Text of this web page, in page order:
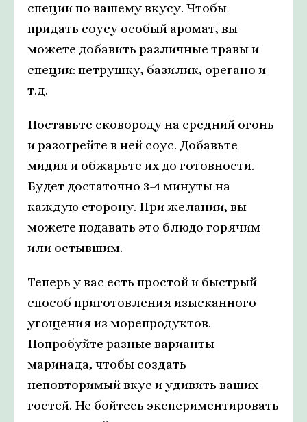
специи по вашему вкусу. Чтобы
придать соусу особый аромат, вы
можете добавить различные травы и
специи: петрушку, базилик, орегано и
т.д.
Поставьте сковороду на средний огонь
и разогрейте в ней соус. Добавьте
мидии и обжарьте их до готовности.
Будет достаточно 3-4 минуты на
каждую сторону. При желании, вы
можете подавать это блюдо горячим
или остывшим.
Теперь у вас есть простой и быстрый
способ приготовления изысканного
угощения из морепродуктов.
Попробуйте разные варианты
маринада, чтобы создать
неповторимый вкус и удивить ваших
гостей. Не бойтесь экспериментировать